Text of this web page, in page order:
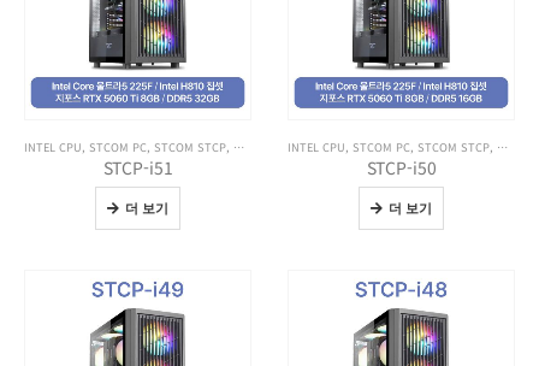
INTEL CPU, STCOM PC, STCOM STCP, 전체 제품보기
STCP-i51
더 보기
INTEL CPU, STCOM PC, STCOM STCP, 전체 제
STCP-i50
더 보기